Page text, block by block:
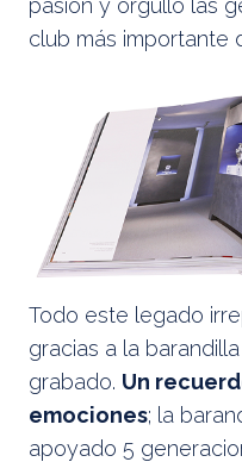
pasión y orgullo las
club más importante
Todo este legado
gracias a la
grabado. Un
emociones; la
apoyado 5